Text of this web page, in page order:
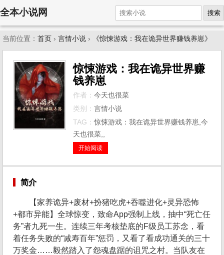
全本小说网 搜索
当前位置： 首页 › 言情小说 › 《惊悚游戏：我在诡异世界赚钱养崽》
惊悚游戏：我在诡异世界赚
钱养崽
作者： 今天也很菜
类别： 言情小说
TAG：惊悚游戏：我在诡异世界赚钱养崽,今
天也很菜,,
开始阅读
简介
【家养诡异+废材+扮猪吃虎+吞噬进化+灵异恐怖
+都市异能】全球惊变，致命App强制上线，抽中“死亡任
务”者九死一生。连续三年考核垫底的F级员工苏念，看
着任务失败的“减寿百年”惩罚，又看了看成功通关的三十
万奖金……毅然踏入了怨魂盘踞的诅咒之村。当队友在